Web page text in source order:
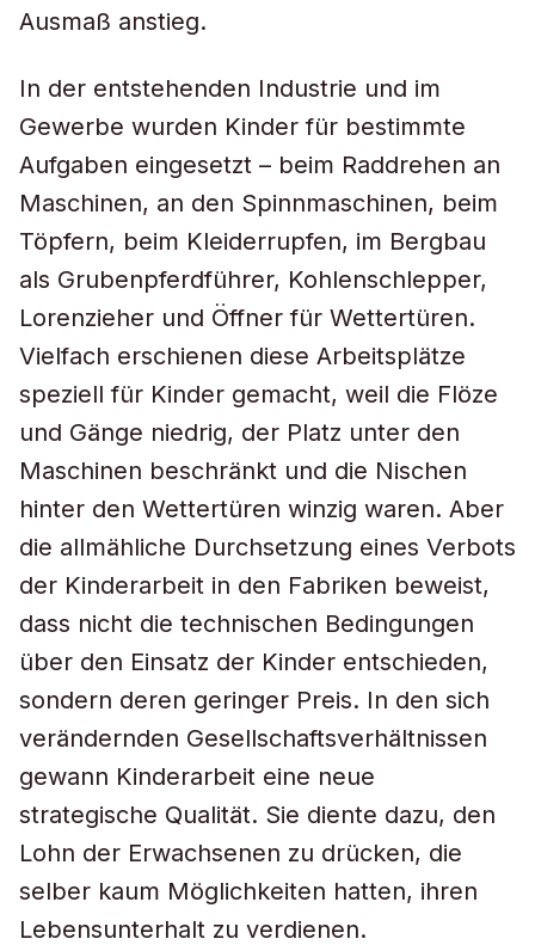
Ausmaß anstieg.
In der entstehenden Industrie und im
Gewerbe wurden Kinder für bestimmte
Aufgaben eingesetzt – beim Raddrehen an
Maschinen, an den Spinnmaschinen, beim
Töpfern, beim Kleiderrupfen, im Bergbau
als Grubenpferdführer, Kohlenschlepper,
Lorenzieher und Öffner für Wettertüren.
Vielfach erschienen diese Arbeitsplätze
speziell für Kinder gemacht, weil die Flöze
und Gänge niedrig, der Platz unter den
Maschinen beschränkt und die Nischen
hinter den Wettertüren winzig waren. Aber
die allmähliche Durchsetzung eines Verbots
der Kinderarbeit in den Fabriken beweist,
dass nicht die technischen Bedingungen
über den Einsatz der Kinder entschieden,
sondern deren geringer Preis. In den sich
verändernden Gesellschaftsverhältnissen
gewann Kinderarbeit eine neue
strategische Qualität. Sie diente dazu, den
Lohn der Erwachsenen zu drücken, die
selber kaum Möglichkeiten hatten, ihren
Lebensunterhalt zu verdienen.